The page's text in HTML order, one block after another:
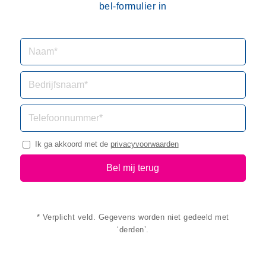
bel-formulier in
Ik ga akkoord met de privacyvoorwaarden
* Verplicht veld. Gegevens worden niet gedeeld met
‘derden’.